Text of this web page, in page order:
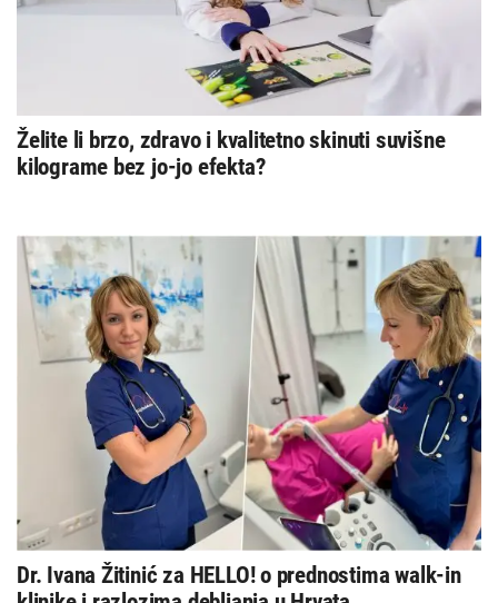
Želite li brzo, zdravo i kvalitetno skinuti suvišne
kilograme bez jo-jo efekta?
Dr. Ivana Žitinić za HELLO! o prednostima walk-in